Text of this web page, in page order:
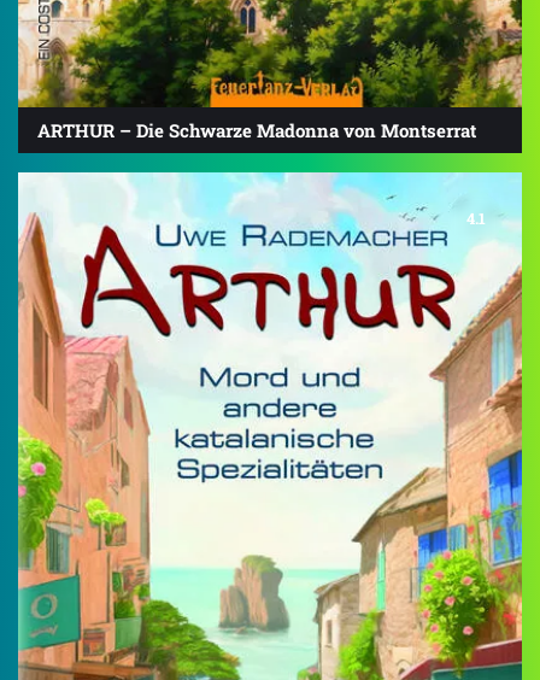
ARTHUR – Die Schwarze Madonna von Montserrat
4.1